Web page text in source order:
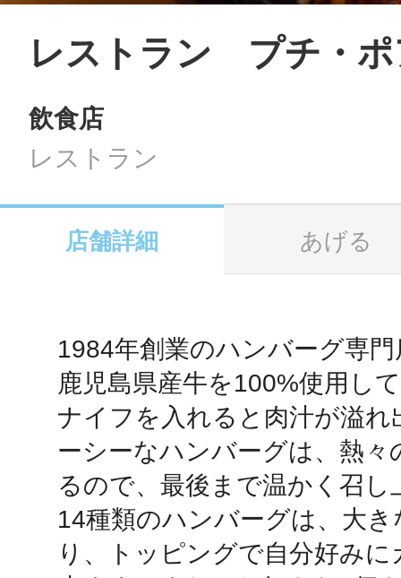
SMS
URLをコピー
レストラン プチ・ポ
飲食店
レストラン
店舗詳細 あげる
1984年創業のハンバーグ専
鹿児島県産牛を100%使用し
ナイフを入れると肉汁が溢
ーシーなハンバーグは、熱々
るので、最後まで温かく召し
14種類のハンバーグは、大
り、トッピングで自分好み
智頭
鴻巣
池袋